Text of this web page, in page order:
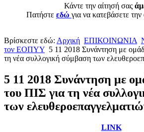
Κάντε την αίτησή σας
Πατήστε εδώ για να κατεβάσετε
Βρίσκεστε εδώ: Αρχική ΕΠΙΚΟΙΝΩΝΙΑ
τον ΕΟΠΥΥ 5 11 2018 Συνάντηση με
τη νέα συλλογική σύμβαση των
5 11 2018 Συνάντηση με
του ΠΙΣ για τη νέα
των
LINK